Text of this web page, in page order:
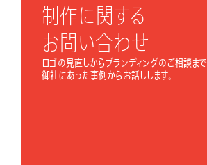
制作に関する
お問い合わせ
ロゴの見直しからブランディングのご相談まで。
御社にあった事例からお話しします。